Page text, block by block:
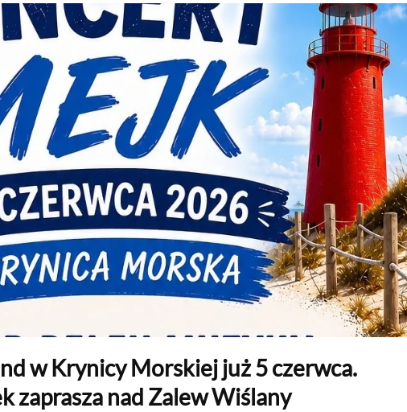
w Krynicy Morskiej już 5 czerwca.
zaprasza nad Zalew Wiślany